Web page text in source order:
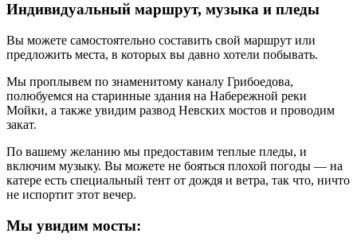
Индивидуальный маршрут, музыка и пледы
Вы можете самостоятельно составить свой маршрут или
предложить места, в которых вы давно хотели побывать.
Мы проплывем по знаменитому каналу Грибоедова,
полюбуемся на старинные здания на Набережной реки
Мойки, а также увидим развод Невских мостов и проводим
закат.
По вашему желанию мы предоставим теплые пледы, и
включим музыку. Вы можете не бояться плохой погоды — на
катере есть специальный тент от дождя и ветра, так что, ничто
не испортит этот вечер.
Мы увидим мосты: